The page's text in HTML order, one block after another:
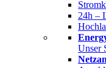
24h –
Unser